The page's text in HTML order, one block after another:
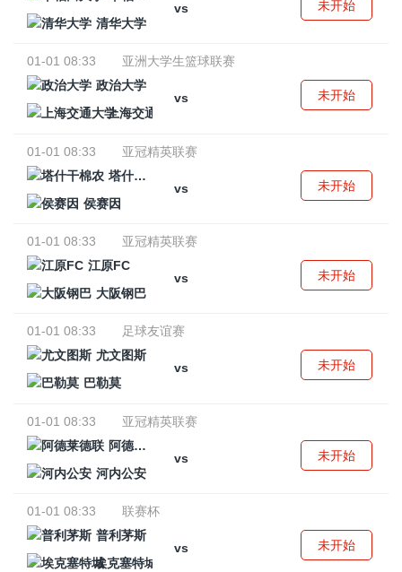
vs
清华大学
未开始
01-01 08:33
亚洲大学生篮球联赛
政治大学
vs
上海交通大学
未开始
01-01 08:33
亚冠精英联赛
塔什干棉农
vs
侯赛因
未开始
01-01 08:33
亚冠精英联赛
江原FC
vs
大阪钢巴
未开始
01-01 08:33
足球友谊赛
尤文图斯
vs
巴勒莫
未开始
01-01 08:33
亚冠精英联赛
阿德莱德联
vs
河内公安
未开始
01-01 08:33
联赛杯
普利茅斯
vs
埃克塞特城
未开始